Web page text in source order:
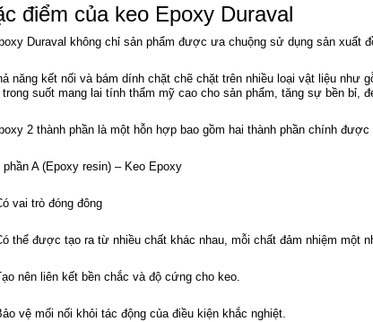
điểm của keo Epoxy Duraval
Duraval không chỉ sản phẩm được ưa chuộng sử dụng sản xuất
năng kết nối và bám dính chặt chẽ chặt trên nhiều loại vật liệu như
suốt mang lai tính thẩm mỹ cao cho sản phẩm, tăng sự bền bỉ,
2 thành phần là một hỗn hợp bao gồm hai thành phần chính
phần A (Epoxy resin) – Keo Epoxy
vai trò đóng đông
thể được tạo ra từ nhiều chất khác nhau, mỗi chất đảm nhiệm một
nên liên kết bền chắc và độ cứng cho keo.
vệ mối nối khỏi tác động của điều kiện khắc nghiệt.